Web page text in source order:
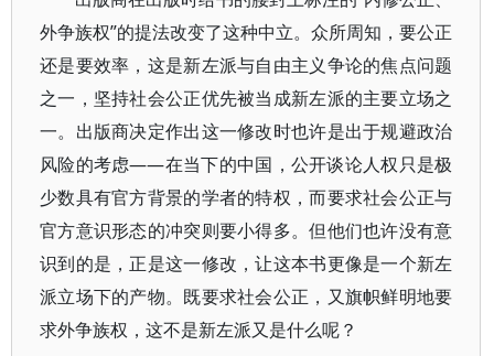
外争族权”的提法改变了这种中立。众所周知，要公正
还是要效率，这是新左派与自由主义争论的焦点问题
之一，坚持社会公正优先被当成新左派的主要立场之
一。出版商决定作出这一修改时也许是出于规避政治
风险的考虑——在当下的中国，公开谈论人权只是极
少数具有官方背景的学者的特权，而要求社会公正与
官方意识形态的冲突则要小得多。但他们也许没有意
识到的是，正是这一修改，让这本书更像是一个新左
派立场下的产物。既要求社会公正，又旗帜鲜明地要
求外争族权，这不是新左派又是什么呢？